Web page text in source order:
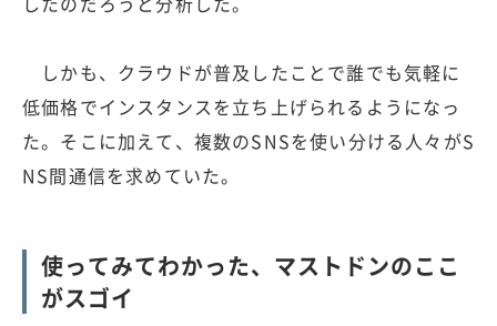
しかも、クラウドが普及したことで誰でも気軽に
低価格でインスタンスを立ち上げられるようになっ
た。そこに加えて、複数のSNSを使い分ける人々がS
NS間通信を求めていた。
使ってみてわかった、マストドンのここ
がスゴイ